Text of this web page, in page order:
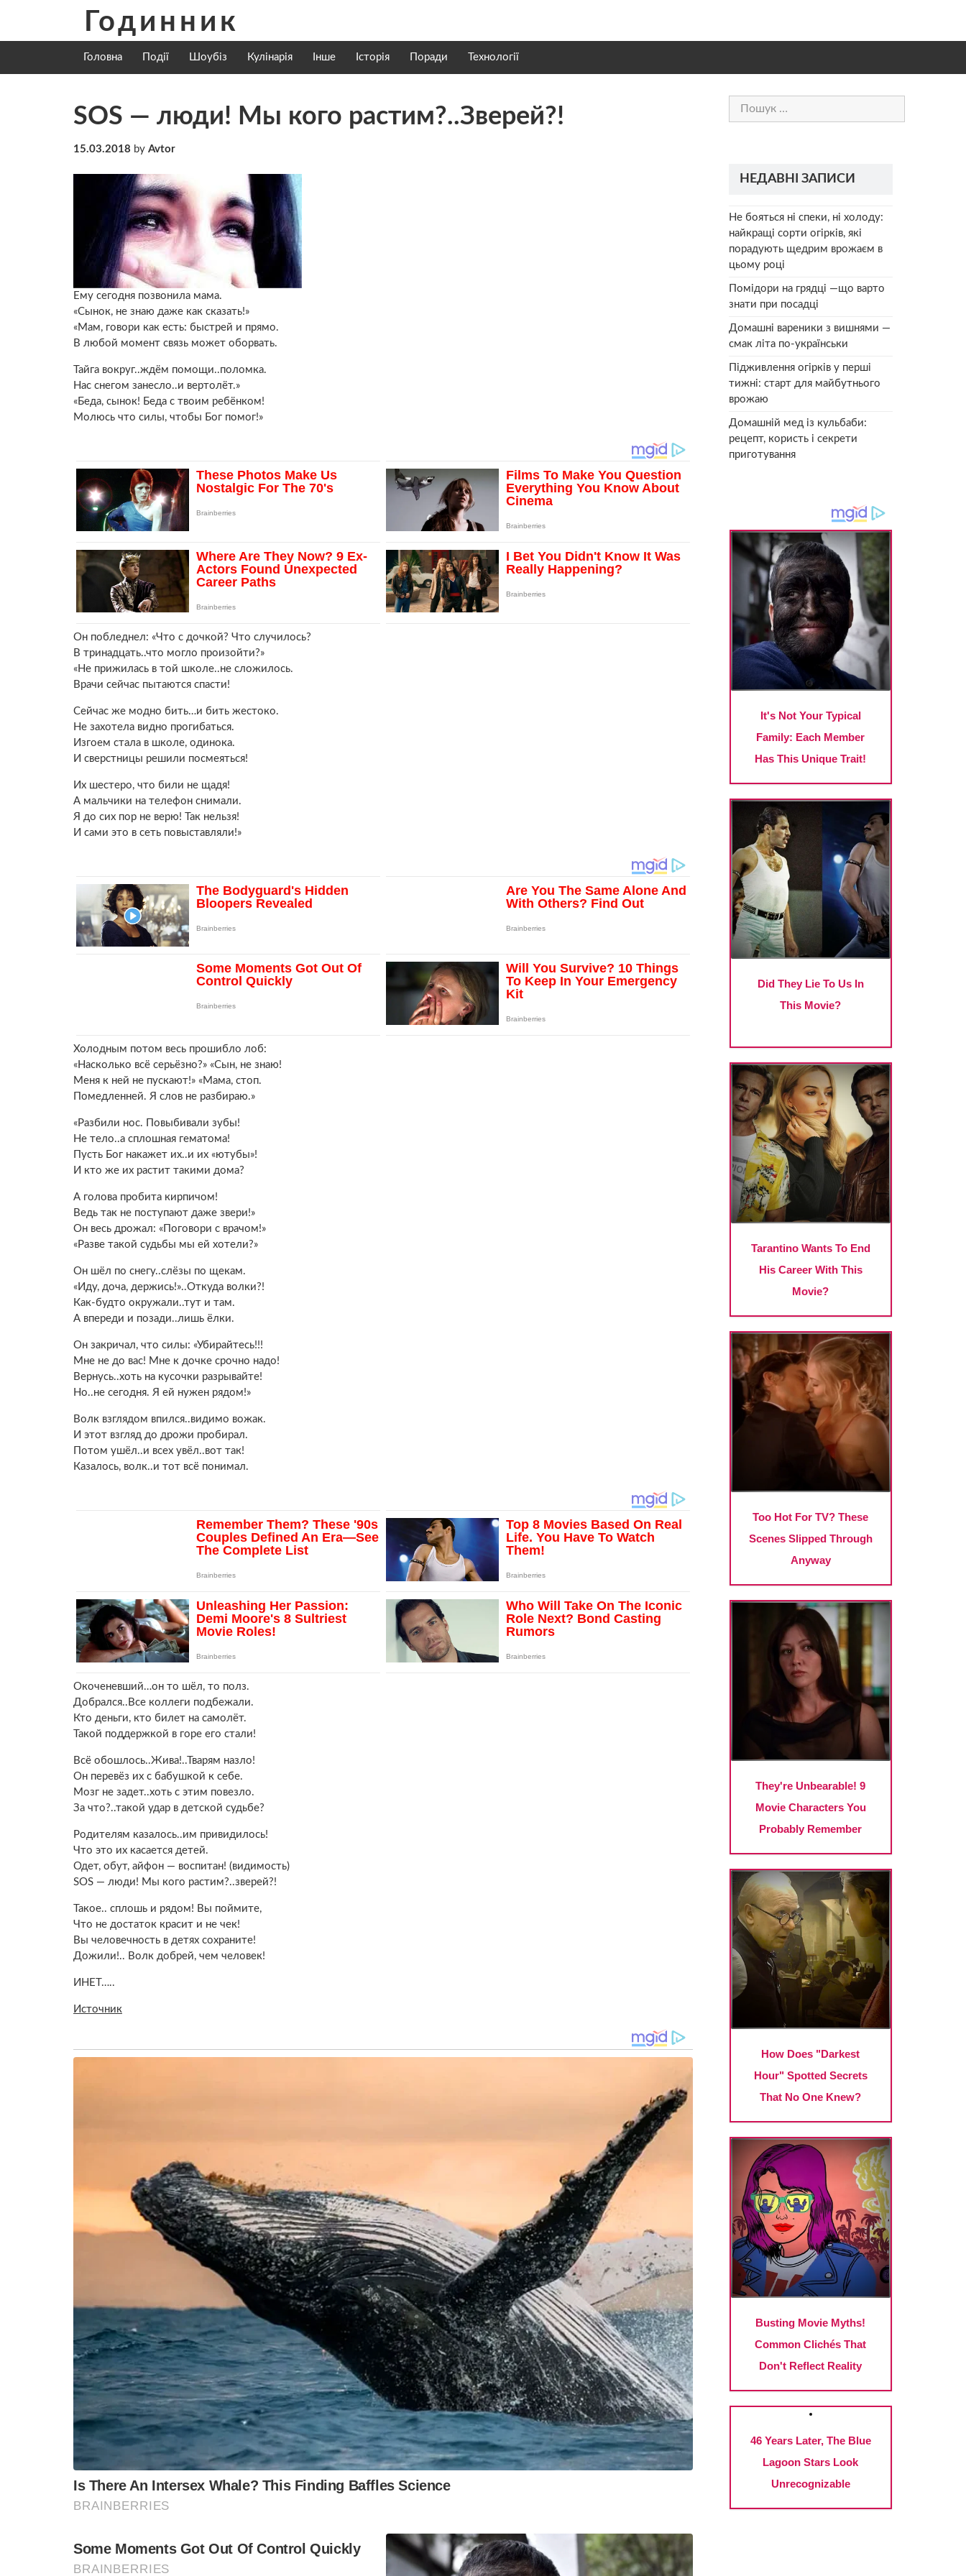
content
Годинник
Головна Події Шоубіз Кулінарія Інше Історія Поради Технології
SOS — люди! Мы кого растим?..Зверей?!
15.03.2018 by Avtor
Ему сегодня позвонила мама.
«Сынок, не знаю даже как сказать!»
«Мам, говори как есть: быстрей и прямо.
В любой момент связь может оборвать.
Тайга вокруг..ждём помощи..поломка.
Нас снегом занесло..и вертолёт.»
«Беда, сынок! Беда с твоим ребёнком!
Молюсь что силы, чтобы Бог помог!»
Он побледнел: «Что с дочкой? Что случилось?
В тринадцать..что могло произойти?»
«Не прижилась в той школе..не сложилось.
Врачи сейчас пытаются спасти!
Сейчас же модно бить…и бить жестоко.
Не захотела видно прогибаться.
Изгоем стала в школе, одинока.
И сверстницы решили посмеяться!
Их шестеро, что били не щадя!
А мальчики на телефон снимали.
Я до сих пор не верю! Так нельзя!
И сами это в сеть повыставляли!»
Холодным потом весь прошибло лоб:
«Насколько всё серьёзно?» «Сын, не знаю!
Меня к ней не пускают!» «Мама, стоп.
Помедленней. Я слов не разбираю.»
«Разбили нос. Повыбивали зубы!
Не тело..а сплошная гематома!
Пусть Бог накажет их..и их «ютубы»!
И кто же их растит такими дома?
А голова пробита кирпичом!
Ведь так не поступают даже звери!»
Он весь дрожал: «Поговори с врачом!»
«Разве такой судьбы мы ей хотели?»
Он шёл по снегу..слёзы по щекам.
«Иду, доча, держись!»..Откуда волки?!
Как-будто окружали..тут и там.
А впереди и позади..лишь ёлки.
Он закричал, что силы: «Убирайтесь!!!
Мне не до вас! Мне к дочке срочно надо!
Вернусь..хоть на кусочки разрывайте!
Но..не сегодня. Я ей нужен рядом!»
Волк взглядом впился..видимо вожак.
И этот взгляд до дрожи пробирал.
Потом ушёл..и всех увёл..вот так!
Казалось, волк..и тот всё понимал.
Окоченевший…он то шёл, то полз.
Добрался..Все коллеги подбежали.
Кто деньги, кто билет на самолёт.
Такой поддержкой в горе его стали!
Всё обошлось..Жива!..Тварям назло!
Он перевёз их с бабушкой к себе.
Мозг не задет..хоть с этим повезло.
За что?..такой удар в детской судьбе?
Родителям казалось..им привидилось!
Что это их касается детей.
Одет, обут, айфон — воспитан! (видимость)
SOS — люди! Мы кого растим?..зверей?!
Такое.. сплошь и рядом! Вы поймите,
Что не достаток красит и не чек!
Вы человечность в детях сохраните!
Дожили!.. Волк добрей, чем человек!
ИНЕТ…..
Источник
Пошук:
НЕДАВНІ ЗАПИСИ
Не бояться ні спеки, ні холоду:
найкращі сорти огірків, які
порадують щедрим врожаєм в
цьому році
Помідори на грядці —що варто
знати при посадці
Домашні вареники з вишнями —
смак літа по-українськи
Підживлення огірків у перші
тижні: старт для майбутнього
врожаю
Домашній мед із кульбаби:
рецепт, користь і секрети
приготування